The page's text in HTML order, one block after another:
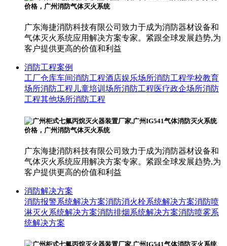
广东海捷消防科技有限公司致力于成为消防器材设备和
气体灭火系统应用解决方案专家。紧跟全球发展趋势,为
客户提供更高的价值和利益
消防工程案例
工厂仓库车间消防工程酒店娱乐场所消防工程学校教育
场所消防工程 儿童培训场所消防工程医疗政企场所消防
工程其他场所消防工程
广东海捷消防科技有限公司致力于成为消防器材设备和
气体灭火系统应用解决方案专家。紧跟全球发展趋势,为
客户提供更高的价值和利益
消防解决方案
消防报警系统解决方案消防消火栓系统解决方案消防喷
淋灭火系统解决方案消防排烟系统解决方案消防喷雾系
统解决方案